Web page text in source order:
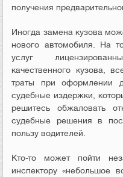
получения
Иногда замена кузова
нового автомобиля. На
услуг
качественного кузова,
траты при оформлении
судебные издержки,
решитесь обжаловать
судебные решения в
пользу водителей.
Кто-то может пойти
инспектору «небольшое